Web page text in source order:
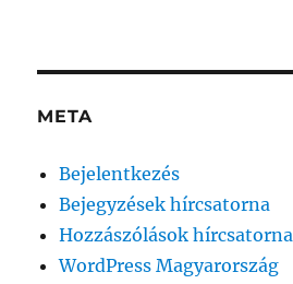
META
Bejelentkezés
Bejegyzések hírcsatorna
Hozzászólások hírcsatorna
WordPress Magyarország